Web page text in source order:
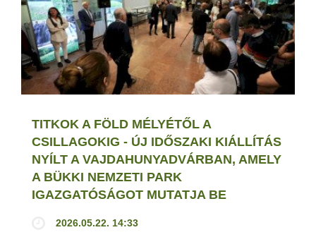
TITKOK A FÖLD MÉLYÉTŐL A
CSILLAGOKIG - ÚJ IDŐSZAKI KIÁLLÍTÁS
NYÍLT A VAJDAHUNYADVÁRBAN, AMELY
A BÜKKI NEMZETI PARK
IGAZGATÓSÁGOT MUTATJA BE
2026.05.22. 14:33